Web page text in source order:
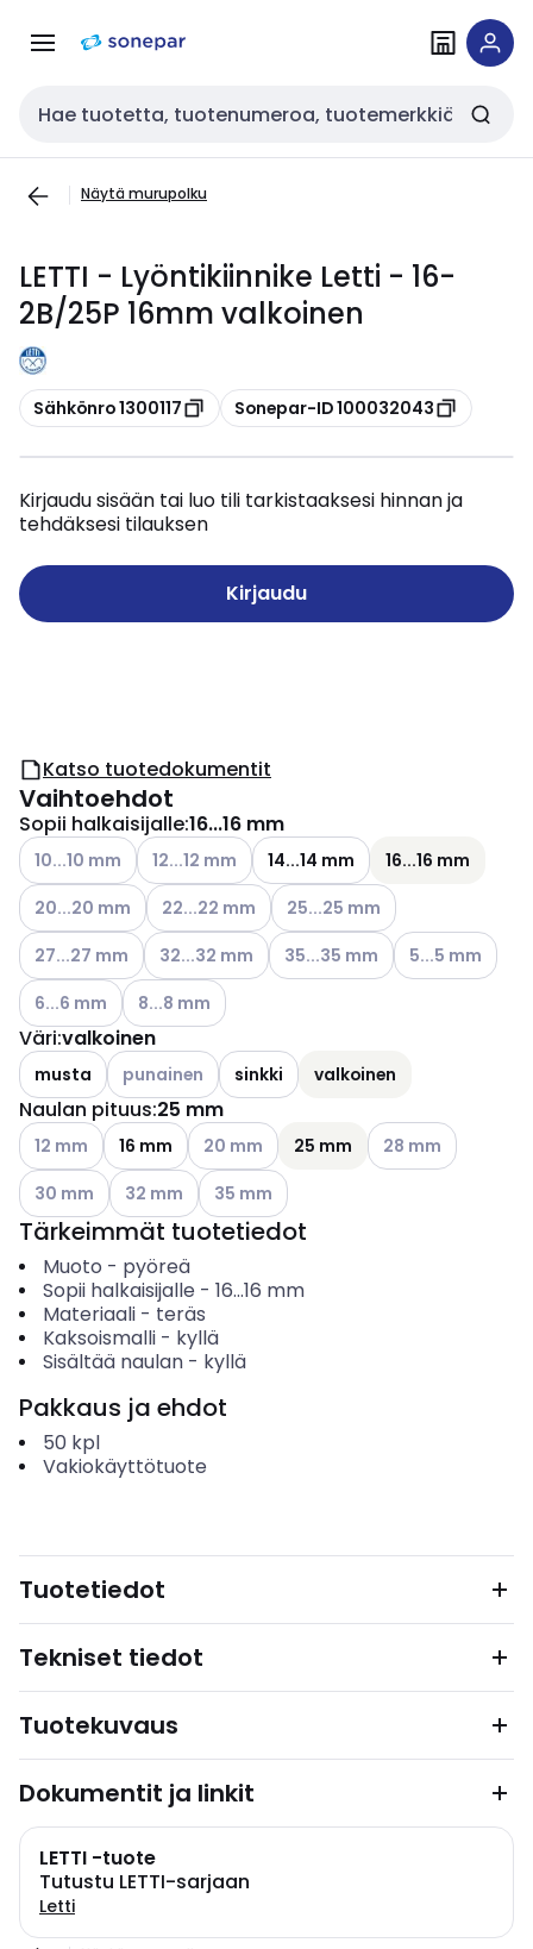
navigointiinsisältöön
Haku
Näytä murupolku
LETTI - Lyöntikiinnike Letti - 16-
2B/25P 16mm valkoinen
Kopioi
Sähkönro 1300117 Kopioi
Sonepar-ID 100032043
Kirjaudu sisään tai luo tili tarkistaaksesi hinnan ja
tehdäksesi tilauksen
Kirjaudu
Katso tuotedokumentit
Vaihtoehdot
Sopii halkaisijalle:16...16 mm
Katso käytettävissä olevat vaihtoehdot
10...10 mm Katso käytettävissä olevat vaihtoehdot
12...12 mm 14...14 mm
16...16 mm
Katso käytettävissä olevat vaihtoehdot
20...20 mm Katso käytettävissä olevat vaihtoehdot
22...22 mm Katso käytettävissä olevat
25...25 mm
Katso käytettävissä olevat vaihtoehdot
27...27 mm Katso käytettävissä olevat vaihtoehdot
32...32 mm Katso käytettävissä olevat
35...35 mm Katso
5...5 mm
Katso käytettävissä olevat vaihtoehdot
6...6 mm Katso käytettävissä olevat vaihtoehdot
8...8 mm
Väri:valkoinen
musta Katso käytettävissä olevat vaihtoehdot
punainen sinkki valkoinen
Naulan pituus:25 mm
Katso käytettävissä olevat vaihtoehdot
12 mm 16 mm Katso käytettävissä olevat vaihtoehdot
20 mm 25 mm Katso
28 mm
Katso käytettävissä olevat vaihtoehdot
30 mm Katso käytettävissä olevat vaihtoehdot
32 mm Katso käytettävissä olevat vaihtoehdot
35 mm
Tärkeimmät tuotetiedot
Muoto - pyöreä
Sopii halkaisijalle - 16...16 mm
Materiaali- teräs
Kaksoismalli- kyllä
Sisältää naulan- kyllä
Pakkaus ja ehdot
50 kpl
Vakiokäyttötuote
Tuotetiedot
Tekniset tiedot
Tuotekuvaus
Dokumentit ja linkit
LETTI -tuote
Tutustu LETTI-sarjaan
Letti